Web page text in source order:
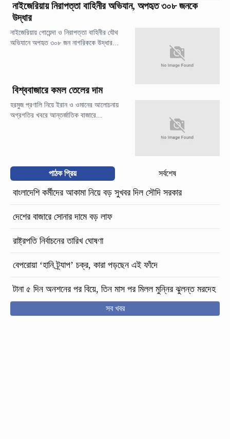
নাইজেরিয়ায় নিরাপত্তা বাহিনীর অভিযান, অপহৃত ৩০৮ জনকে
উদ্ধার
নাইজেরিয়ায় গোয়েন্দা ও নিরাপত্তা বাহিনীর যৌথ
অভিযানে অপহৃত ৩০৮ জন নাগরিককে উদ্ধার...
বিশ্ববাজারে কমল তেলের দাম
হরমুজ প্রণালি নিয়ে ইরান ও ওমানের আলোচনায়
অগ্রগতির খবরে আন্তর্জাতিক বাজারে...
পাঠক প্রিয় সর্বশেষ
বাংলাদেশি কর্মীদের আকামা নিয়ে বড় সুখবর দিল সৌদি সরকার
দেশের বাজারে সোনার দামে বড় লাফ
রাষ্ট্রপতি নির্বাচনের তারিখ ঘোষণা
বেপরোয়া ‘হানি ট্র্যাপ’ চক্র, কারা পড়ছেন এই ফাঁদে
টানা ৫ দিন অনশনের পর বিয়ে, তিন মাস পর মিলল মুন্নির ঝুলন্ত মরদেহ
সব খবর